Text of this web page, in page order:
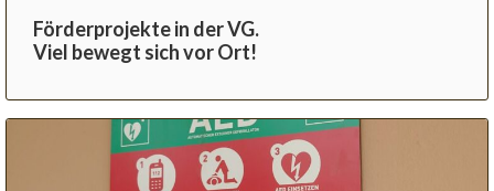
Förderprojekte in der VG.
Viel bewegt sich vor Ort!